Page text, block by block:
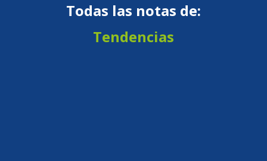
Todas las notas de:
Tendencias